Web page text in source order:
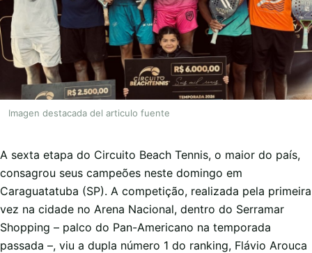
Imagen destacada del articulo fuente
A sexta etapa do Circuito Beach Tennis, o maior do país,
consagrou seus campeões neste domingo em
Caraguatatuba (SP). A competição, realizada pela primeira
vez na cidade no Arena Nacional, dentro do Serramar
Shopping – palco do Pan-Americano na temporada
passada –, viu a dupla número 1 do ranking, Flávio Arouca